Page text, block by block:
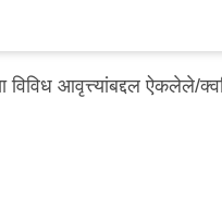
विविध आवृत्त्यांबद्दल ऐकलेले/